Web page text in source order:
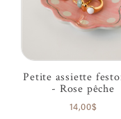
Petite assiette
- Rose pêche
14,00$